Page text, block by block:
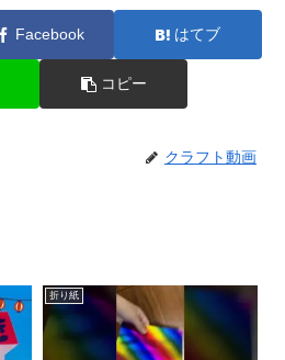
Facebook はてブ
コピー
クラフト動画
折り紙